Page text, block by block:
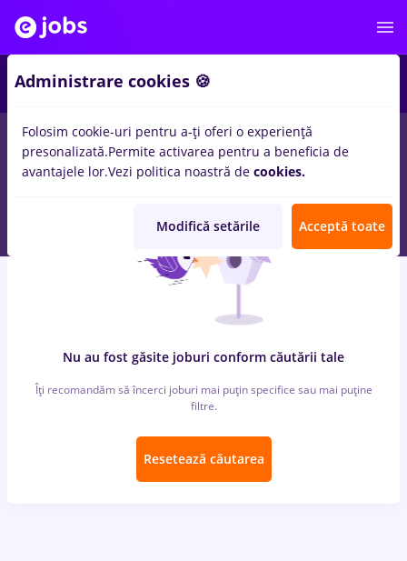
locuri de muncacu salarii Part timeinBucuresti
/ Distributie, Asigurari
Nu au fost găsite joburi conform căutării tale
Îți recomandăm să încerci joburi mai puțin specifice sau mai puține
filtre.
Resetează căutarea
Administrare cookies 🍪
Folosim cookie-uri pentru a-ți oferi o experiență
presonalizată.Permite activarea pentru a beneficia de
avantajele lor.Vezi politica noastră de cookies.
Modifică setările Acceptă toate